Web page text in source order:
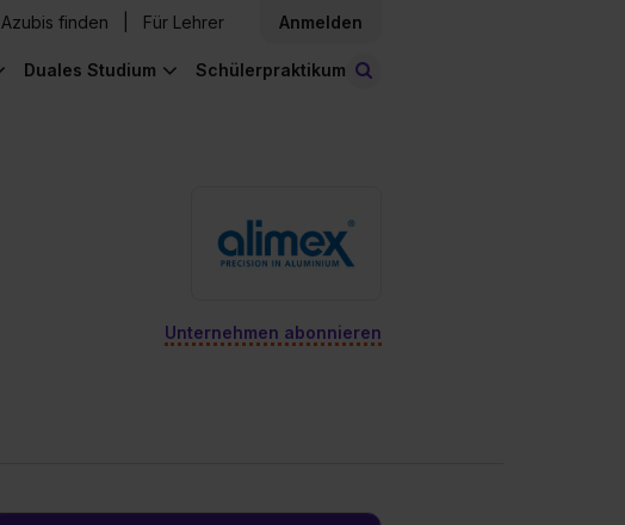
Azubis finden Für Lehrer Anmelden
Duales Studium Schülerpraktikum
Unternehmen abonnieren